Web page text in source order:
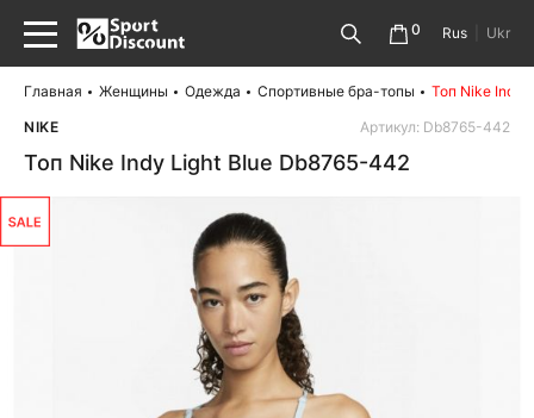
0 Rus Ukr
Главная Женщины Одежда Спортивные бра-топы
Топ Nike Indy
NIKE
Артикул: Db8765-442
Топ Nike Indy Light Blue Db8765-442